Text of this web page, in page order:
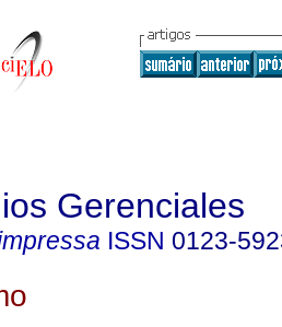
Gerenciales
ISSN 0123-